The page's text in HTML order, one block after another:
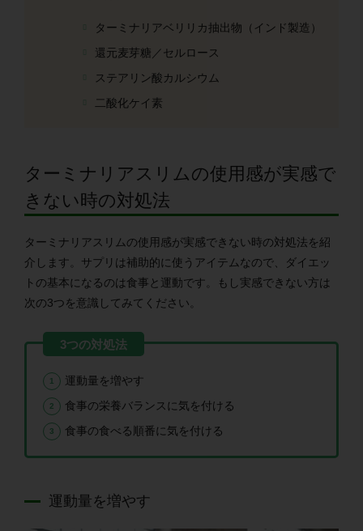
ターミナリアベリリカ抽出物（インド製造）
還元麦芽糖／セルロース
ステアリン酸カルシウム
二酸化ケイ素
ターミナリアスリムの使用感が実感で
きない時の対処法
ターミナリアスリムの使用感が実感できない時の対処法を紹
介します。サプリは補助的に使うアイテムなので、ダイエッ
トの基本になるのは食事と運動です。もし実感できない方は
次の3つを意識してみてください。
運動量を増やす
食事の栄養バランスに気を付ける
食事の食べる順番に気を付ける
運動量を増やす